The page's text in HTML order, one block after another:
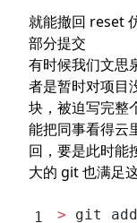
就能撤回 reset
部分提交
有时候我们文思
者是暂时对项目
块，被迫写完整
能把同事看得云
回，要是此时能
大的 git 也满足
> git